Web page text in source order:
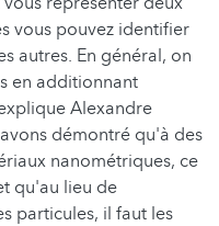
vous pouvez identifier
autres. En général, on
en additionnant
Alexandre
démontré qu'à des
nanométriques, ce
qu'au lieu de
particules, il faut les